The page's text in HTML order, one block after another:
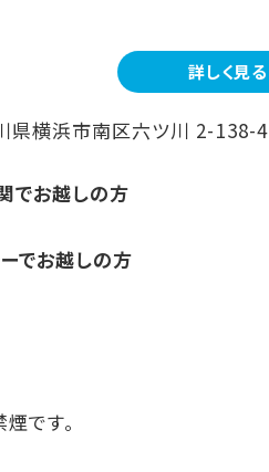
詳しく見る
県横浜市南区六ツ川 2-138-4
でお越しの方
でお越しの方
です。